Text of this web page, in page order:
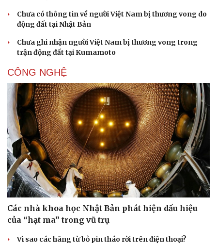
Chưa có thông tin về người Việt Nam bị thương vong do
động đất tại Nhật Bản
Chưa ghi nhận người Việt Nam bị thương vong trong
trận động đất tại Kumamoto
CÔNG NGHỆ
Các nhà khoa học Nhật Bản phát hiện dấu hiệu
của “hạt ma” trong vũ trụ
Vì sao các hãng từ bỏ pin tháo rời trên điện thoại?